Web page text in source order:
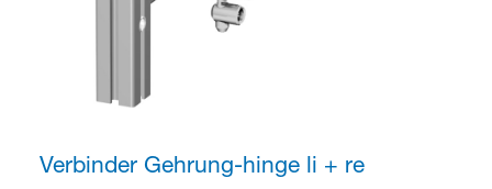
VerbinderGehrung-hinge li + re